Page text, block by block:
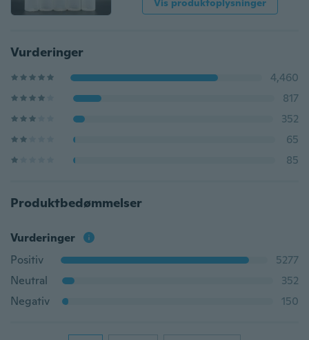
Vis produktoplysninger
Vurderinger
4,460
817
352
65
85
Produktbedømmelser
Vurderinger
Positiv
5277
Neutral
352
Negativ
150